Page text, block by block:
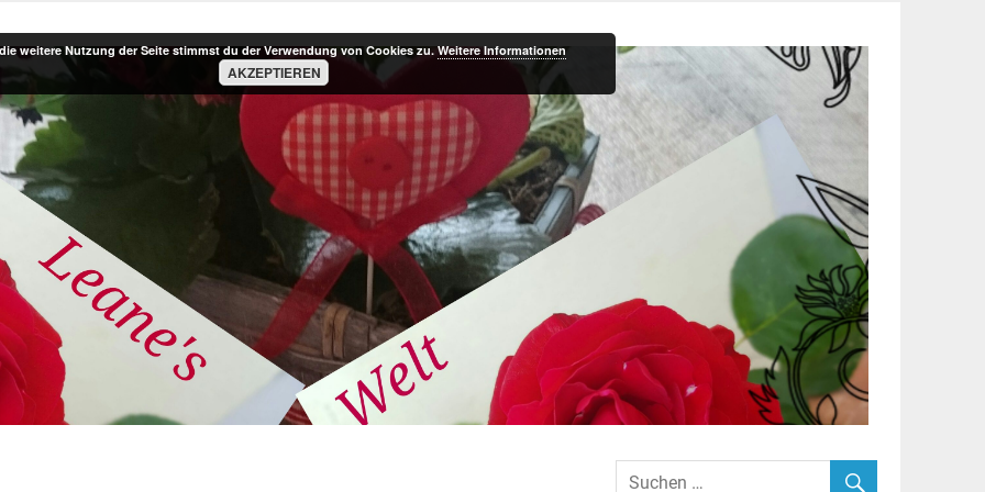
weitere Nutzung der Seite stimmst du der Verwendung von Cookies zu.Weitere Informationen
AKZEPTIEREN